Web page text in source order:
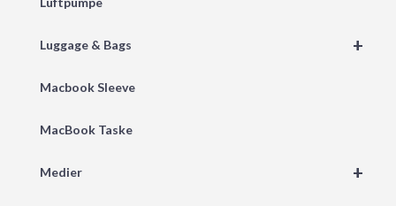
+
Luggage & Bags
Macbook Sleeve
MacBook Taske
+
Medier